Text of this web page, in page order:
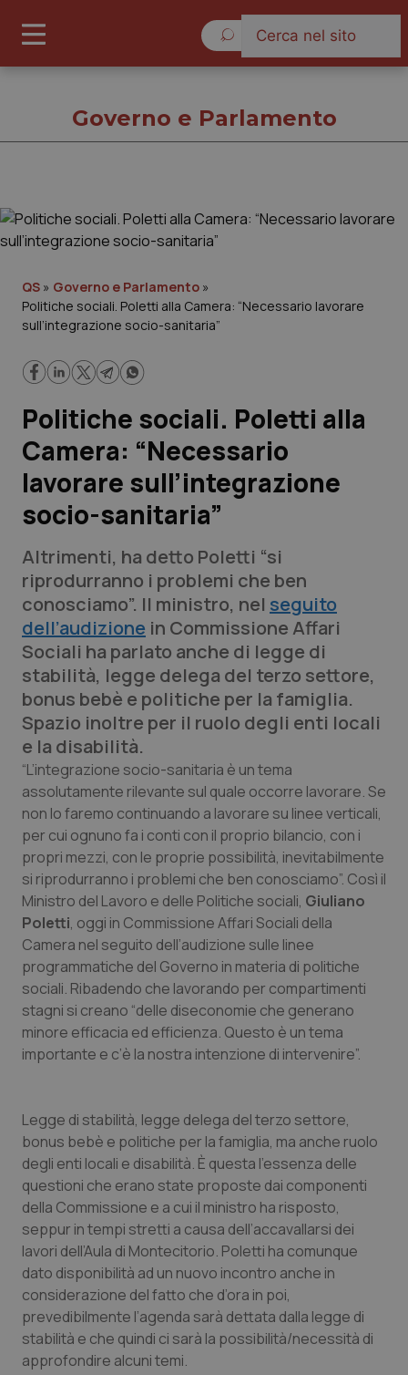
Governo e Parlamento
Regioni e Asl
Lavoro e Professioni
Scienza e Farmaci
Studi e Analisi
Lettere al direttore
Edizioni Regionali
QS Pro
Professionisti Sanitari.AI
Abruzzo
Basilicata
Calabria
Campania
Emilia-Romagna
Friuli Venezia Giulia
Lazio
Lombardia
Marche
Molise
Piemonte
Provincia Autonoma di Bolzano
Provincia Autonoma di Trento
QS Pro Gold
Artrite & artrosi
Asma & BPCO
Car-T
Colesterolo & coronaropatie
Dermatite Atopica
Diabete & glucometri
Dolore
Donna & Salute
Epatiti
HIV
Infezioni & Febbre
Ipertensione & Scompenso
QS Club Newsletter
Governo e Parlamento
QS » Governo e Parlamento »
Politiche sociali. Poletti alla Camera: “Necessario lavorare
sull’integrazione socio-sanitaria”
Politiche sociali. Poletti alla
Camera: “Necessario
lavorare sull’integrazione
socio-sanitaria”
Altrimenti, ha detto Poletti “si
riprodurranno i problemi che ben
conosciamo”. Il ministro, nel seguito
dell’audizione in Commissione Affari
Sociali ha parlato anche di legge di
stabilità, legge delega del terzo settore,
bonus bebè e politiche per la famiglia.
Spazio inoltre per il ruolo degli enti locali
e la disabilità.
“L’integrazione socio-sanitaria è un tema
assolutamente rilevante sul quale occorre lavorare. Se
non lo faremo continuando a lavorare su linee verticali,
per cui ognuno fa i conti con il proprio bilancio, con i
propri mezzi, con le proprie possibilità, inevitabilmente
si riprodurranno i problemi che ben conosciamo”. Così il
Ministro del Lavoro e delle Politiche sociali, Giuliano
Poletti, oggi in Commissione Affari Sociali della
Camera nel seguito dell’audizione sulle linee
programmatiche del Governo in materia di politiche
sociali. Ribadendo che lavorando per compartimenti
stagni si creano “delle diseconomie che generano
minore efficacia ed efficienza. Questo è un tema
importante e c’è la nostra intenzione di intervenire”.
Legge di stabilità, legge delega del terzo settore,
bonus bebè e politiche per la famiglia, ma anche ruolo
degli enti locali e disabilità. È questa l’essenza delle
questioni che erano state proposte dai componenti
della Commissione e a cui il ministro ha risposto,
seppur in tempi stretti a causa dell’accavallarsi dei
lavori dell’Aula di Montecitorio. Poletti ha comunque
dato disponibilità ad un nuovo incontro anche in
considerazione del fatto che d’ora in poi,
prevedibilmente l’agenda sarà dettata dalla legge di
stabilità e che quindi ci sarà la possibilità/necessità di
approfondire alcuni temi.